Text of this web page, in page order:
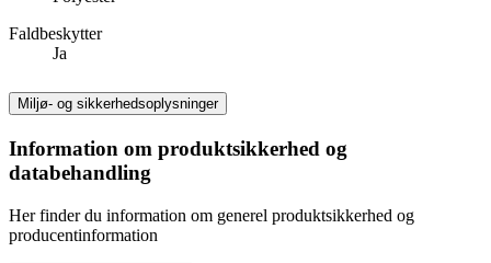
Faldbeskytter
Ja
Miljø- og sikkerhedsoplysninger
Information om produktsikkerhed og
databehandling
Her finder du information om generel produktsikkerhed og
producentinformation